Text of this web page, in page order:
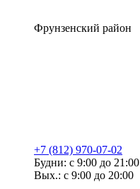
Фрунзенский район
+7 (812) 970-07-02
Будни: с 9:00 до 21:00
Вых.: с 9:00 до 20:00